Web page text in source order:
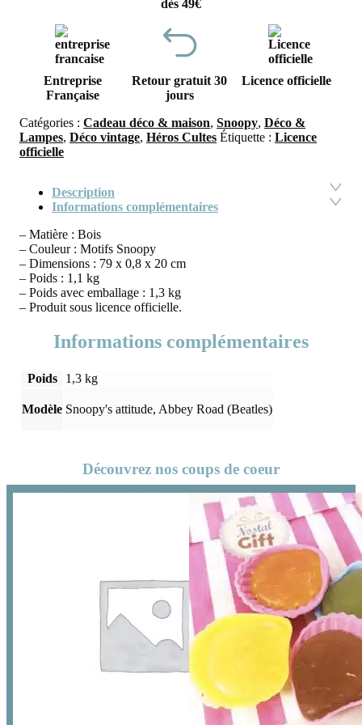
dès 49€
Entreprise
Française
Retour gratuit 30
jours
Licence officielle
Catégories : Cadeau déco & maison, Snoopy, Déco &
Lampes, Déco vintage, Héros Cultes Étiquette : Licence
officielle
Description
Informations complémentaires
– Matière : Bois
– Couleur : Motifs Snoopy
– Dimensions : 79 x 0,8 x 20 cm
– Poids : 1,1 kg
– Poids avec emballage : 1,3 kg
– Produit sous licence officielle.
Informations complémentaires
Poids 1,3 kg
Modèle Snoopy's attitude, Abbey Road (Beatles)
Découvrez nos coups de coeur